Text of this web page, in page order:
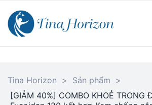
Tina Horizon > Sản phẩm >
[GIẢM 40%] COMBO KHOẺ TRONG